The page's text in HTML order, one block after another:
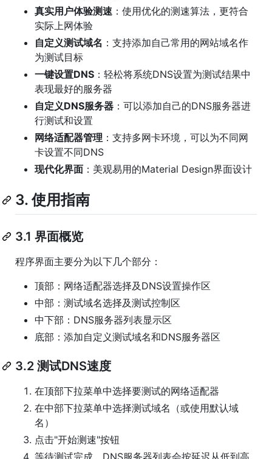
真实用户体验测速 ：使用优化的测速算法，更符合
实际上网体验
自定义测试域名 ：支持添加自己常用的网站域名作
为测试目标
一键设置DNS ：轻松将系统DNS设置为测试结果中
表现最好的服务器
自定义DNS服务器 ：可以添加自己的DNS服务器进
行测试和设置
网络适配器管理 ：支持多网卡环境，可以为不同网
卡设置不同DNS
现代化界面 ：美观易用的Material Design界面设计
3. 使用指南
3.1 界面概览
程序界面主要分为以下几个部分：
顶部：网络适配器选择及DNS设置操作区
中部：测试域名选择及测试控制区
中下部：DNS服务器列表显示区
底部：添加自定义测试域名和DNS服务器区
3.2 测试DNS速度
在顶部下拉菜单中选择要测试的网络适配器
在中部下拉菜单中选择测试域名（或使用默认域
名）
点击"开始测速"按钮
等待测试完成，DNS服务器列表会按延迟从低到高